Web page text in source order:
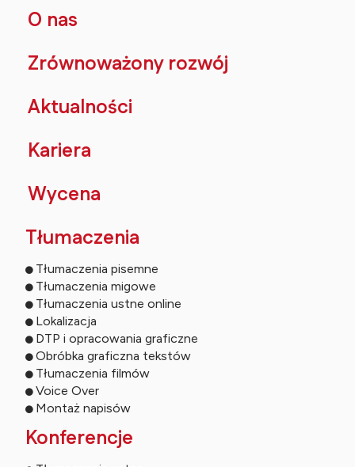
O nas
Zrównoważony rozwój
Aktualności
Kariera
Wycena
Tłumaczenia
Tłumaczenia pisemne
Tłumaczenia migowe
Tłumaczenia ustne online
Lokalizacja
DTP i opracowania graficzne
Obróbka graficzna tekstów
Tłumaczenia filmów
Voice Over
Montaż napisów
Konferencje